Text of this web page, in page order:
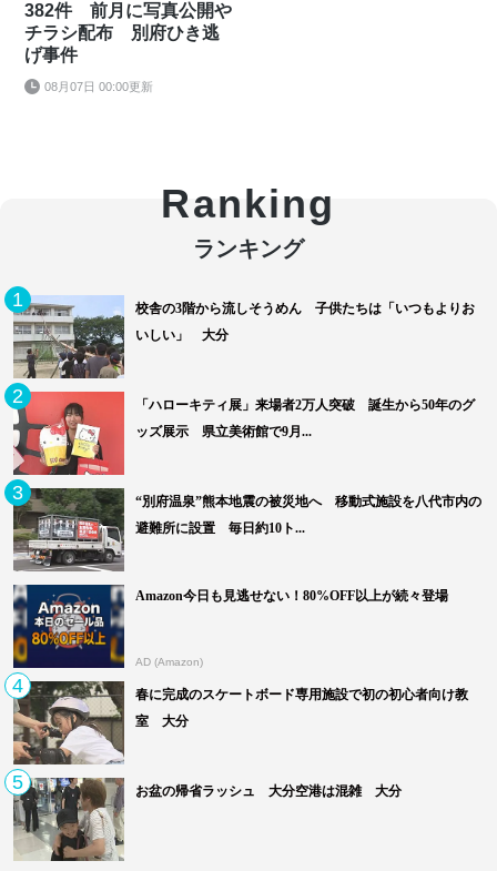
382件 前月に写真公開や
チラシ配布 別府ひき逃
げ事件
08月07日 00:00更新
Ranking
1
校舎の3階から流しそうめん 子供たちは「いつもよりお
いしい」 大分
2
「ハローキティ展」来場者2万人突破 誕生から50年のグ
ッズ展示 県立美術館で9月...
3
“別府温泉”熊本地震の被災地へ 移動式施設を八代市内の
避難所に設置 毎日約10ト...
Amazon今日も見逃せない！80%OFF以上が続々登場
AD (Amazon)
4
春に完成のスケートボード専用施設で初の初心者向け教
室 大分
5 お盆の帰省ラッシュ 大分空港は混雑 大分